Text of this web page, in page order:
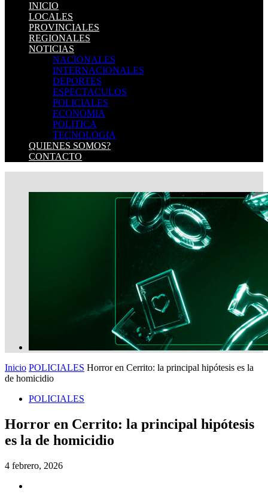
INICIO
LOCALES
PROVINCIALES
REGIONALES
NOTICIAS
NACIONALES
INTERNACIONALES
DEPORTES
ESPECTACULOS
POLICIALES
ECONOMIA
POLITICA
TECNOLOGIA
QUIENES SOMOS?
CONTACTO
Inicio POLICIALES Horror en Cerrito: la principal hipótesis es la
de homicidio
POLICIALES
Horror en Cerrito: la principal hipótesis
es la de homicidio
4 febrero, 2026